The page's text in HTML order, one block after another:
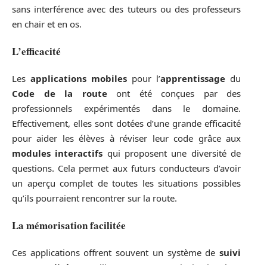
sans interférence avec des tuteurs ou des professeurs
en chair et en os.
L’efficacité
Les applications mobiles pour l’apprentissage du
Code de la routeont été conçues par des
professionnels expérimentés dans le domaine.
Effectivement, elles sont dotées d’une grande efficacité
pour aider les élèves à réviser leur code grâce aux
modules interactifs qui proposent une diversité de
questions. Cela permet aux futurs conducteurs d’avoir
un aperçu complet de toutes les situations possibles
qu’ils pourraient rencontrer sur la route.
La mémorisation facilitée
Ces applications offrent souvent un système de suivi